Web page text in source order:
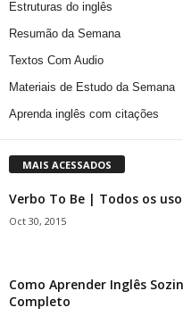
Estruturas do inglês
Resumão da Semana
Textos Com Audio
Materiais de Estudo da Semana
Aprenda inglês com citações
MAIS ACESSADOS
Verbo To Be | Todos os
Oct 30, 2015
Como Aprender Inglês
Completo